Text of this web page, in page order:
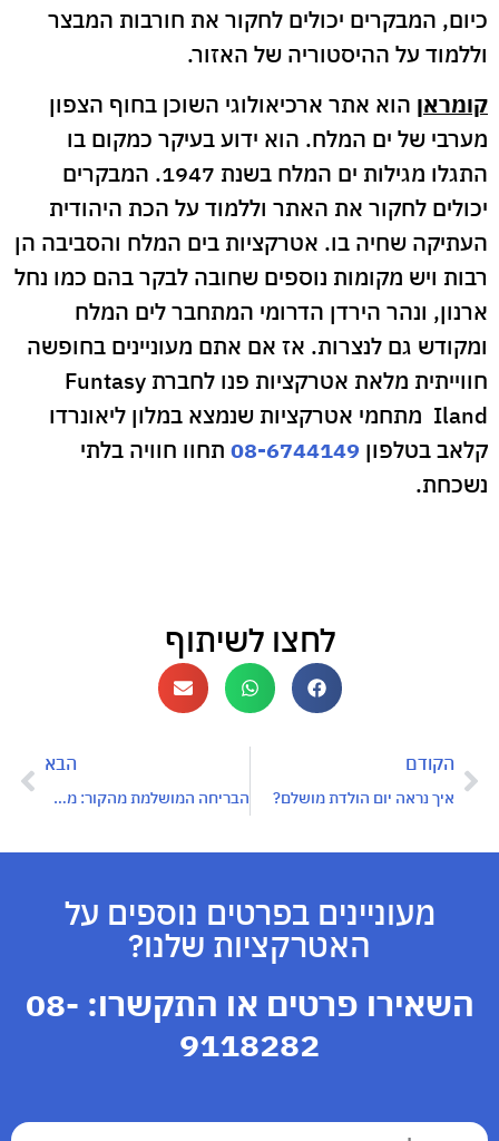
כיום, המבקרים יכולים לחקור את חורבות המבצר
וללמוד על ההיסטוריה של האזור.
קומראן הוא אתר ארכיאולוגי השוכן בחוף הצפון
מערבי של ים המלח. הוא ידוע בעיקר כמקום בו
התגלו מגילות ים המלח בשנת 1947. המבקרים
יכולים לחקור את האתר וללמוד על הכת היהודית
העתיקה שחיה בו. אטרקציות בים המלח והסביבה הן
רבות ויש מקומות נוספים שחובה לבקר בהם כמו נחל
ארנון, ונהר הירדן הדרומי המתחבר לים המלח
ומקודש גם לנצרות. אז אם אתם מעוניינים בחופשה
חווייתית מלאת אטרקציות פנו לחברת Funtasy
Iland מתחמי אטרקציות שנמצא במלון ליאונרדו
קלאב בטלפון 08-6744149 תחוו חוויה בלתי
נשכחת.
לחצו לשיתוף
הקודם
איך נראה יום הולדת מושלם?
הבא
הבריחה המושלמת מהקור: מתכננים חופשה חמימה באילת
מעוניינים בפרטים נוספים על
האטרקציות שלנו?
השאירו פרטים או התקשרו: 08-
9118282